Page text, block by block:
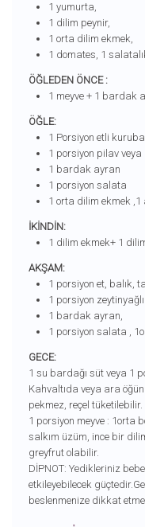
1 yumurta,
1 dilim peynir,
1 orta dilim ekmek,
1 domates, 1
ÖĞLEDEN ÖNCE :
1 meyve + 1 bardak
ÖĞLE:
1 Porsiyon etli
1 porsiyon pilav
1 bardak ayran
1 porsiyon salata
1 orta dilim ekmek ,1
İKİNDİN:
1 dilim ekmek+ 1
AKŞAM:
1 porsiyon et, balık,
1 porsiyon
1 bardak ayran,
1 porsiyon salata ,
GECE:
1 su bardağı süt veya 1
Kahvaltıda veya ara
pekmez, reçel tüketilebilir.
1 porsiyon meyve : 1orta
salkım üzüm, ince bir
greyfrut olabilir.
DİPNOT: Yedikleriniz
etkileyebilecek
beslenmenize dikkat